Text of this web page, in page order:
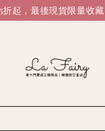
折起，最後現貨限量收藏